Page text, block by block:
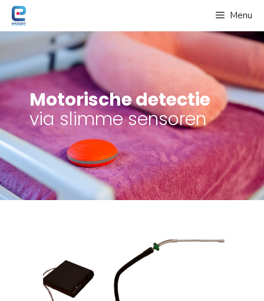
Spring
naar
Menu
Motorische detectie
via slimme sensoren